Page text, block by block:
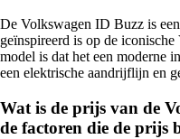
De Volkswagen ID Buzz is
geïnspireerd is op de
model is dat het een moderne
een elektrische aandrijflijn en
Wat is de prijs van de
de factoren die de prijs